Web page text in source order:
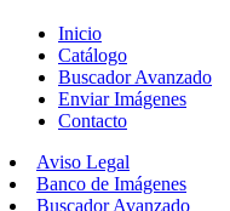
Inicio
Catálogo
Buscador Avanzado
Enviar Imágenes
Contacto
Aviso Legal
Banco de Imágenes
Buscador Avanzado